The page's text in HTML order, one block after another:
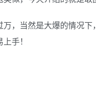
，当然是大爆的情况
手！